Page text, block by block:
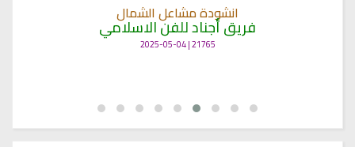
انشودة مشاعل الشمال
فريق أجناد للفن الاسلامي
21765 | 2025-05-04